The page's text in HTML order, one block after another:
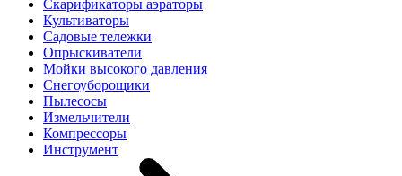
Скарификаторы аэраторы
Культиваторы
Садовые тележки
Опрыскиватели
Мойки высокого давления
Снегоуборощики
Пылесосы
Измельчители
Компрессоры
Инструмент